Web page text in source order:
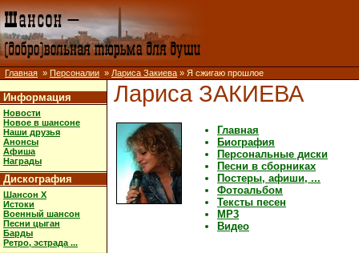
Главная » Персоналии » Лариса Закиева » Я сжигаю прошлое
Информация
Новости
Новое в шансоне
Наши друзья
Анонсы
Афиша
Награды
Дискография
Шансон X
Истоки
Военный шансон
Песни цыган
Барды
Ретро, эстрада ...
Лариса ЗАКИЕВА
Главная
Биография
Персональные диски
Песни в сборниках
Постеры, афиши, ...
Фотоальбом
Тексты песен
MP3
Видео